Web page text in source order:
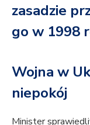
zasadzie
go w 1998
Wojna w
niepokój
Minister